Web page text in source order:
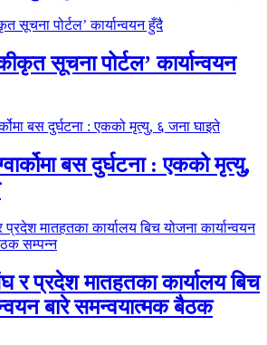
सूचना पोर्टल’ कार्यान्वयन
बस दुर्घटना : एकको मृत्यु,
र प्रदेश मातहतका कार्यालय बिच
बारे समन्वयात्मक बैठक